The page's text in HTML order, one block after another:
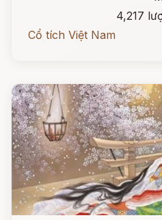
4,217
Cổ tích Việt Nam